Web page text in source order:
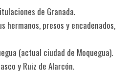
de Granada.
hermanos, presos y encadenados,
(actual ciudad de Moquegua).
y Ruiz de Alarcón.